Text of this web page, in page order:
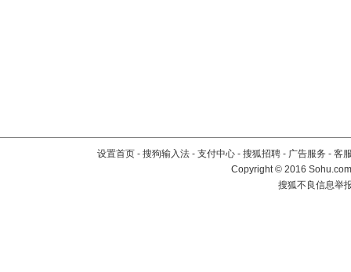
设置首页 - 搜狗输入法 - 支付中心 - 搜狐招聘 - 广告服务 - 客
Copyright©2016
搜狐不良信息举